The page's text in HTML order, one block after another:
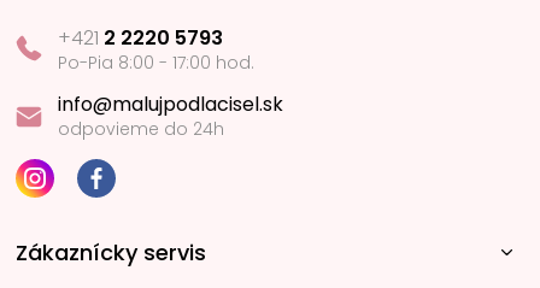
+421 2 2220 5793
Po-Pia 8:00 - 17:00 hod.
info@malujpodlacisel.sk
odpovieme do 24h
Zákaznícky servis